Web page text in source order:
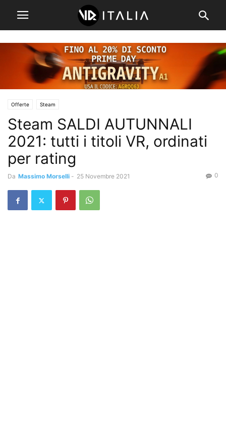
Offerte Steam
Steam SALDI AUTUNNALI
2021: tutti i titoli VR, ordinati
per rating
Da Massimo Morselli - 25 Novembre 2021 0